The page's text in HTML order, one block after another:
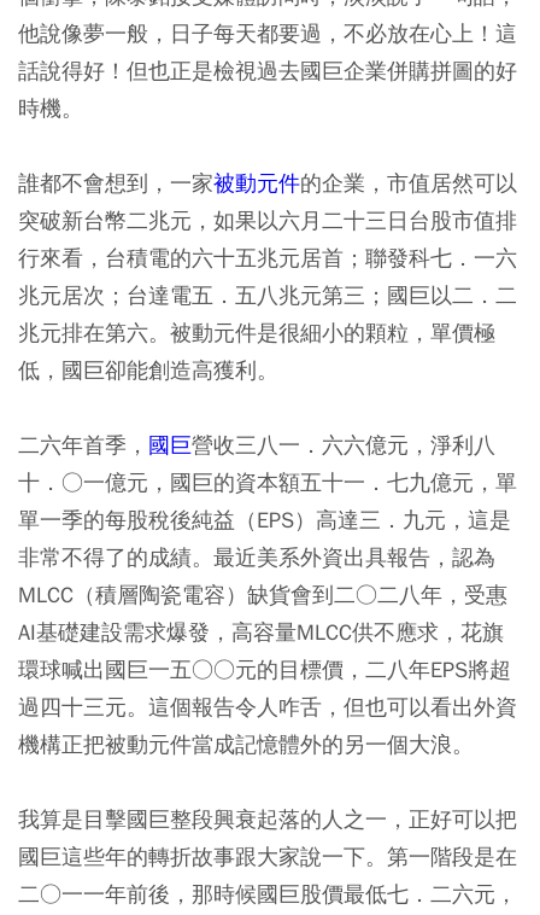
他說像夢一般，日子每天都要過，不必放在心上！這
話說得好！但也正是檢視過去國巨企業併購拼圖的好
時機。
誰都不會想到，一家被動元件的企業，市值居然可以
突破新台幣二兆元，如果以六月二十三日台股市值排
行來看，台積電的六十五兆元居首；聯發科七．一六
兆元居次；台達電五．五八兆元第三；國巨以二．二
兆元排在第六。被動元件是很細小的顆粒，單價極
低，國巨卻能創造高獲利。
二六年首季， 國巨營收三八一．六六億元，淨利八
十．○一億元，國巨的資本額五十一．七九億元，單
單一季的每股稅後純益（EPS）高達三．九元，這是
非常不得了的成績。最近美系外資出具報告，認為
MLCC（積層陶瓷電容）缺貨會到二○二八年，受惠
AI基礎建設需求爆發，高容量MLCC供不應求，花旗
環球喊出國巨一五○○元的目標價，二八年EPS將超
過四十三元。這個報告令人咋舌，但也可以看出外資
機構正把被動元件當成記憶體外的另一個大浪。
我算是目擊國巨整段興衰起落的人之一，正好可以把
國巨這些年的轉折故事跟大家說一下。第一階段是在
二○一一年前後，那時候國巨股價最低七．二六元，